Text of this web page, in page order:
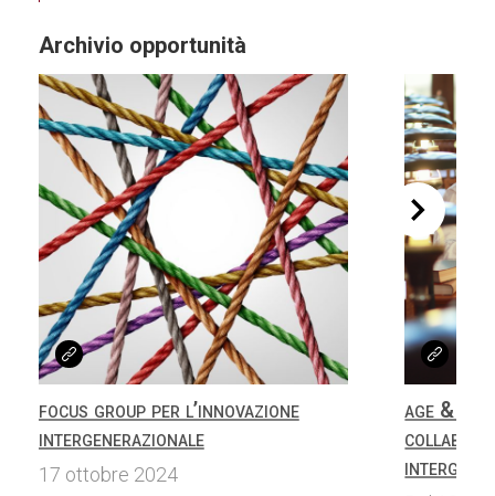
Archivio opportunità
focus group per l’innovazione
intergenerazionale
17 ottobre 2024
age &